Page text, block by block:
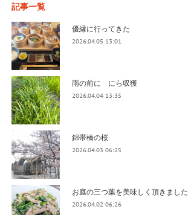
記事一覧
優縁に行ってきた
2026.04.05 13:01
雨の前に にら収獲
2026.04.04 13:35
錦帯橋の桜
2026.04.03 06:25
お庭の三つ葉を美味しく頂きました
2026.04.02 06:26